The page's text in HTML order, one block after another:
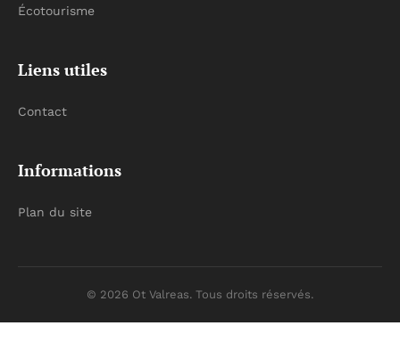
Écotourisme
Liens utiles
Contact
Informations
Plan du site
© 2026 Ot Valreas. Tous droits réservés.